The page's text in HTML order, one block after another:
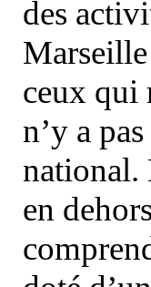
des
ceux qui
n’y a
national.
en